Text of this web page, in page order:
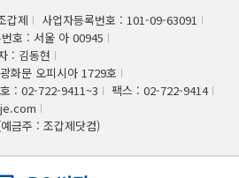
갑제
사업자등록번호 : 101-09-63091
호 : 서울 아 00945
: 김동현
화문 오피시아 1729호
: 02-722-9411~3
팩스 : 02-722-9414
금주 : 조갑제닷컴)